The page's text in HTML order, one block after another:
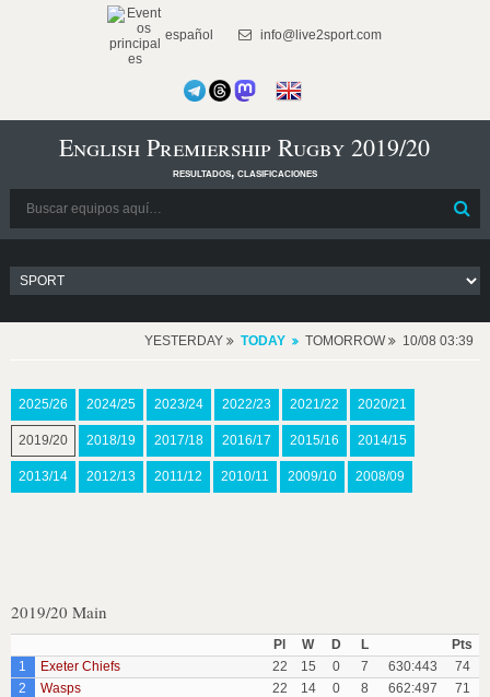
español info@live2sport.com
English Premiership Rugby 2019/20
resultados, clasificaciones
YESTERDAY TODAY TOMORROW 10/08 03:39
2025/26 2024/25 2023/24 2022/23 2021/22 2020/21
2019/20 2018/19 2017/18 2016/17 2015/16 2014/15
2013/14 2012/13 2011/12 2010/11 2009/10 2008/09
2019/20 Main
Pl W D L
Pts
1
Exeter Chiefs 22 15 0 7 630:443
74
2
Wasps 22 14 0 8 662:497
71